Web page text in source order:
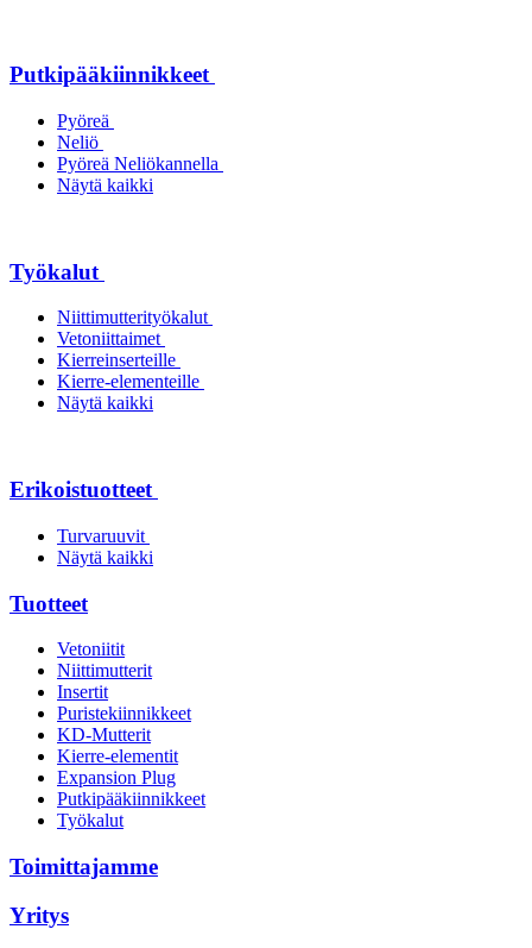
Putkipääkiinnikkeet
Pyöreä
Neliö
Pyöreä Neliökannella
Näytä kaikki
Työkalut
Niittimutterityökalut
Vetoniittaimet
Kierreinserteille
Kierre-elementeille
Näytä kaikki
Erikoistuotteet
Turvaruuvit
Näytä kaikki
Tuotteet
Vetoniitit
Niittimutterit
Insertit
Puristekiinnikkeet
KD-Mutterit
Kierre-elementit
Expansion Plug
Putkipääkiinnikkeet
Työkalut
Toimittajamme
Yritys